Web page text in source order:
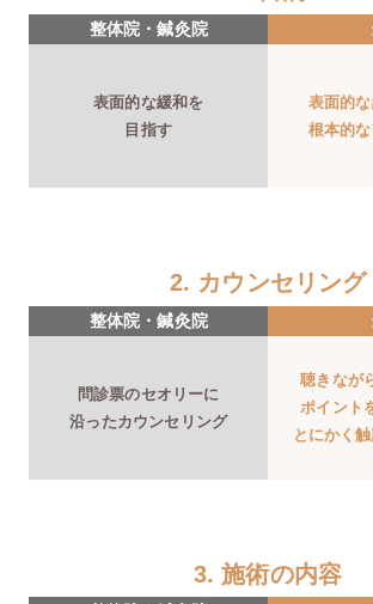
整体院・鍼灸院
表面的な緩和を
目指す
表面的
根本的
2. カウンセリング
整体院・鍼灸院
問診票のセオリーに
沿ったカウンセリング
聴きなが
ポイント
とにかく
3. 施術の内容